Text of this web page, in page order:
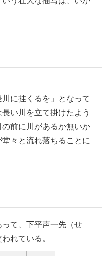
に挂くるを」となって
い川を立て掛けたよう
前に川があるか無いか
々と流れ落ちることに
て、下平声一先（せ
れている。